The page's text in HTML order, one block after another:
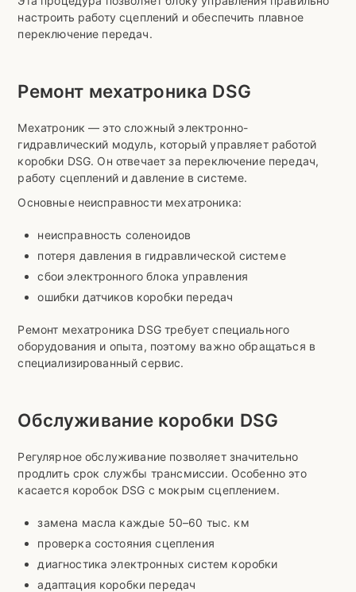
настроить работу сцеплений и обеспечить плавное
переключение передач.
Ремонт мехатроника DSG
Мехатроник — это сложный электронно-
гидравлический модуль, который управляет работой
коробки DSG. Он отвечает за переключение передач,
работу сцеплений и давление в системе.
Основные неисправности мехатроника:
неисправность соленоидов
потеря давления в гидравлической системе
сбои электронного блока управления
ошибки датчиков коробки передач
Ремонт мехатроника DSG требует специального
оборудования и опыта, поэтому важно обращаться в
специализированный сервис.
Обслуживание коробки DSG
Регулярное обслуживание позволяет значительно
продлить срок службы трансмиссии. Особенно это
касается коробок DSG с мокрым сцеплением.
замена масла каждые 50–60 тыс. км
проверка состояния сцепления
диагностика электронных систем коробки
адаптация коробки передач